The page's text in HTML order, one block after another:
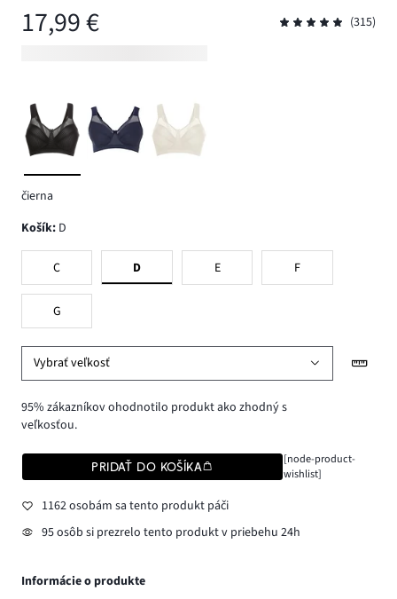
17,99 € (315)
čierna
Košík: D
C D E F
G
Vybrať veľkosť
95% zákazníkov ohodnotilo produkt ako zhodný s
veľkosťou.
PRIDAŤ DO KOŠÍKA
[node-product-
wishlist]
1162 osobám sa tento produkt páči
95 osôb si prezrelo tento produkt v priebehu 24h
Informácie o produkte